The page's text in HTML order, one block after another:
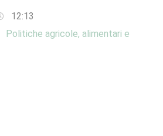
12:13
Politiche agricole, alimentari e